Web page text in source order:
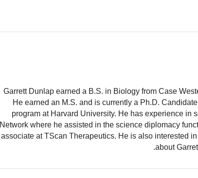
Garrett Dunlap earned a B.S. in Biology from Case
He earned an M.S. and is currently a Ph.D.
program at Harvard University. He has experience in
Network where he assisted in the science diplomacy
associate at TScan Therapeutics. He is also interested
about
.